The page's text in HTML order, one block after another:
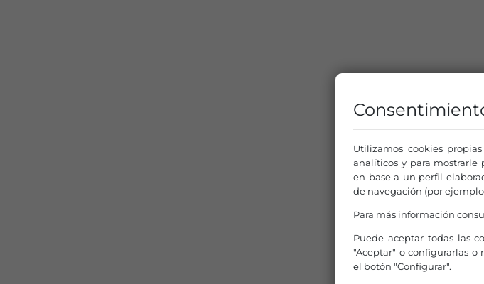
Utilizamos cookies
analíticos y para mostrarle
en base a un perfil
de navegación (por
Para más información
Puede aceptar todas las
"Aceptar" o configurarlas o
el botón "Configurar".